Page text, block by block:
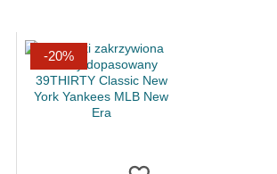
-20%